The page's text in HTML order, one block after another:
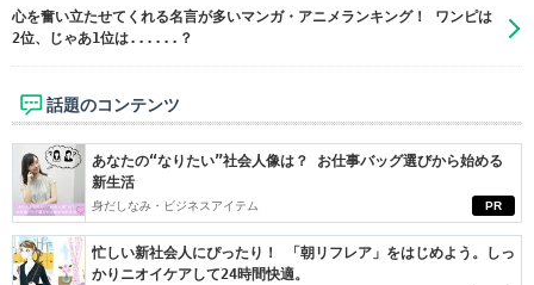
心を奮い立たせてくれる名言が多いマンガ・アニメランキング！ ワンピは
2位、じゃあ1位は......？
話題のコンテンツ
PR
あなたの“なりたい”社会人像は？ お仕事バッグ選びから始める
新生活
身だしなみ・ビジネスアイテム
忙しい新社会人にぴったり！ 「朝リフレア」をはじめよう。しっ
かりニオイケアして24時間快適。